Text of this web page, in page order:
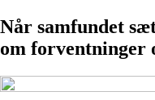
Når samfundet
om forventninger